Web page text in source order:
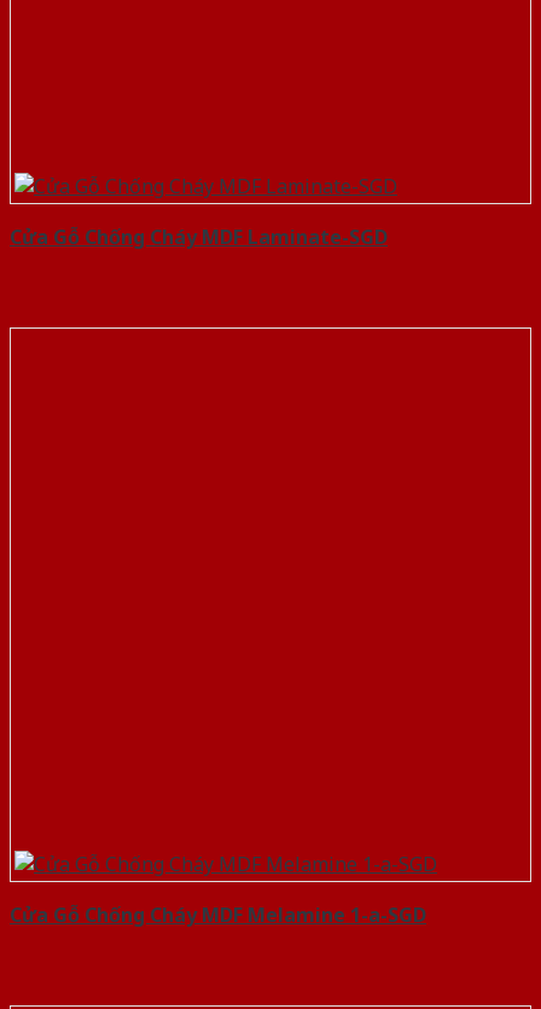
Cửa Gỗ Chống Cháy MDF Laminate-SGD
Cửa Gỗ Chống Cháy MDF Melamine 1-a-SGD